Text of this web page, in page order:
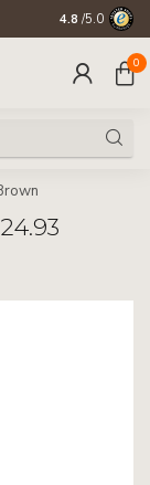
4.8 /5.0
0